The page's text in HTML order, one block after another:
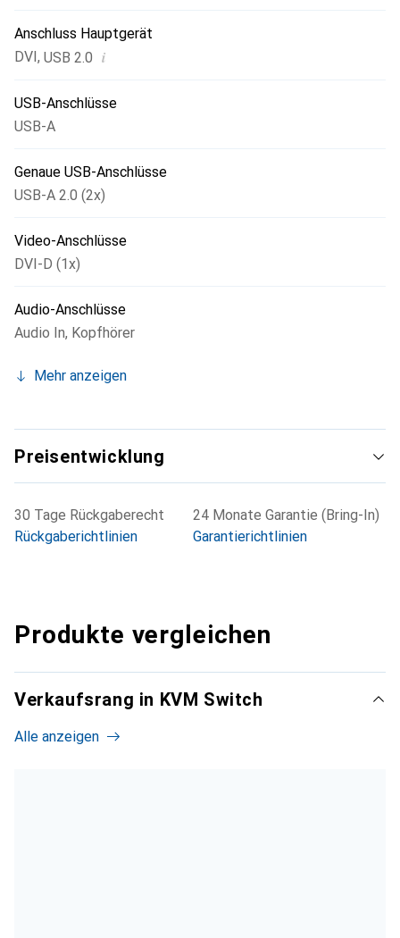
Anschluss Hauptgerät
DVI , USB 2.0 i
USB-Anschlüsse
USB-A
Genaue USB-Anschlüsse
USB-A 2.0 (2x)
Video-Anschlüsse
DVI-D (1x)
Audio-Anschlüsse
Audio In, Kopfhörer
Mehr anzeigen
Preisentwicklung
30 Tage Rückgaberecht
Rückgaberichtlinien
24 Monate Garantie (Bring-In)
Garantierichtlinien
Produkte vergleichen
Verkaufsrang in KVM Switch
Alle anzeigen